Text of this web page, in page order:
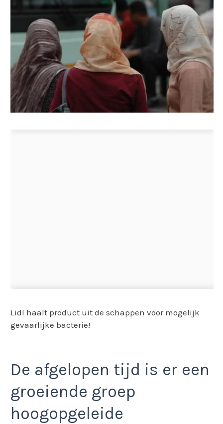
Lidl haalt product uit de schappen voor mogelijk
gevaarlijke bacterie!
De afgelopen tijd is er een
groeiende groep
hoogopgeleide